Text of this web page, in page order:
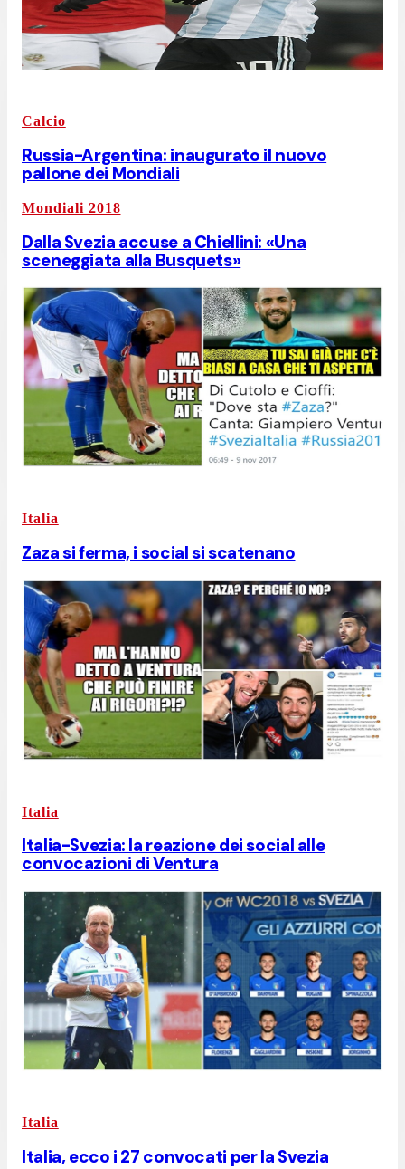
Calcio
Russia-Argentina: inaugurato il nuovo
pallone dei Mondiali
Mondiali 2018
Dalla Svezia accuse a Chiellini: «Una
sceneggiata alla Busquets»
Italia
Zaza si ferma, i social si scatenano
Italia
Italia-Svezia: la reazione dei social alle
convocazioni di Ventura
Italia
Italia, ecco i 27 convocati per la Svezia